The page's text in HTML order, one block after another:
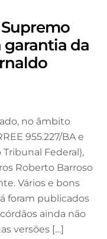
Supremo
garantia da
no âmbito
955.227/BA e
Tribunal Federal),
Roberto Barroso
Vários e bons
foram publicados
ainda não
versões […]